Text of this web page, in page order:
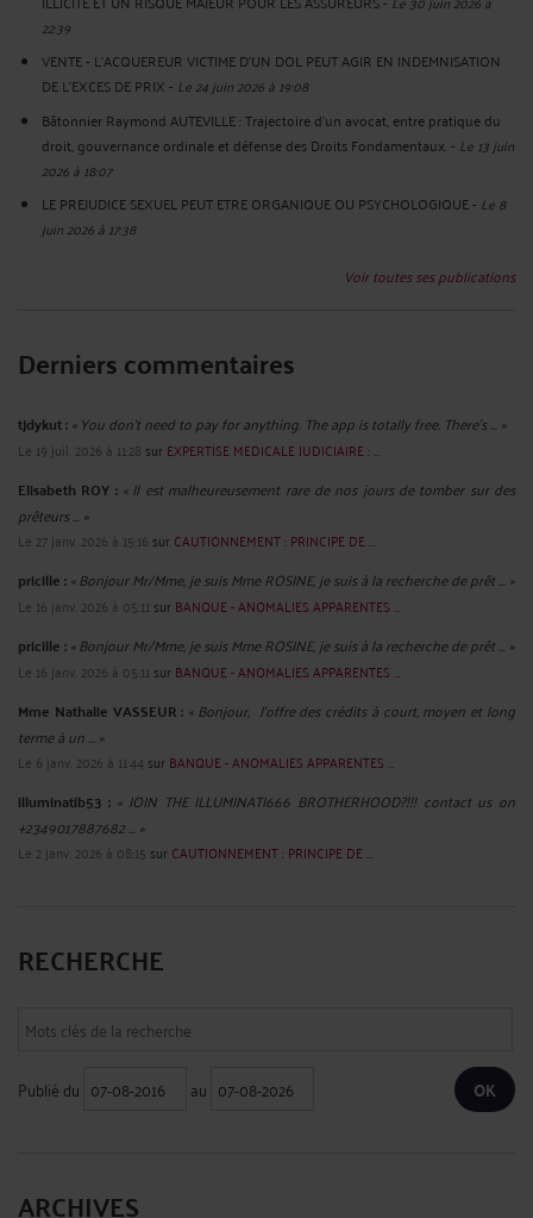
22:39
VENTE - L'ACQUEREUR VICTIME D'UN DOL PEUT AGIR EN INDEMNISATION
DE L'EXCES DE PRIX- Le 24 juin 2026 à 19:08
Bâtonnier Raymond AUTEVILLE : Trajectoire d’un avocat, entre pratique du
droit, gouvernance ordinale et défense des Droits Fondamentaux.- Le 13 juin
2026 à 18:07
LE PREJUDICE SEXUEL PEUT ETRE ORGANIQUE OU PSYCHOLOGIQUE- Le 8
juin 2026 à 17:38
Voir toutes ses publications
Derniers commentaires
tjdykut :« You don’t need to pay for anything. The app is totally free. There’s ... »
Le 19 juil. 2026 à 11:28 sur EXPERTISE MEDICALE JUDICIAIRE : ...
Elisabeth ROY : « Il est malheureusement rare de nos jours de tomber sur des
prêteurs ... »
Le 27 janv. 2026 à 15:16 sur CAUTIONNEMENT : PRINCIPE DE ...
pricille :« Bonjour Mr/Mme, je suis Mme ROSINE, je suis à la recherche de prêt ... »
Le 16 janv. 2026 à 05:11 sur BANQUE - ANOMALIES APPARENTES ...
pricille :« Bonjour Mr/Mme, je suis Mme ROSINE, je suis à la recherche de prêt ... »
Le 16 janv. 2026 à 05:11 sur BANQUE - ANOMALIES APPARENTES ...
Mme Nathalie VASSEUR : « Bonjour, J’offre des crédits à court, moyen et long
terme à un ... »
Le 6 janv. 2026 à 11:44 sur BANQUE - ANOMALIES APPARENTES ...
illuminatib53 : « JOIN THE ILLUMINATI666 BROTHERHOOD?!!! contact us on
+2349017887682 ... »
Le 2 janv. 2026 à 08:15 sur CAUTIONNEMENT : PRINCIPE DE ...
RECHERCHE
Publié du au
ARCHIVES